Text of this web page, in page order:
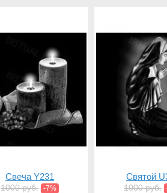
Свеча Y231
1000 руб. -7%
Святой
1000 руб.